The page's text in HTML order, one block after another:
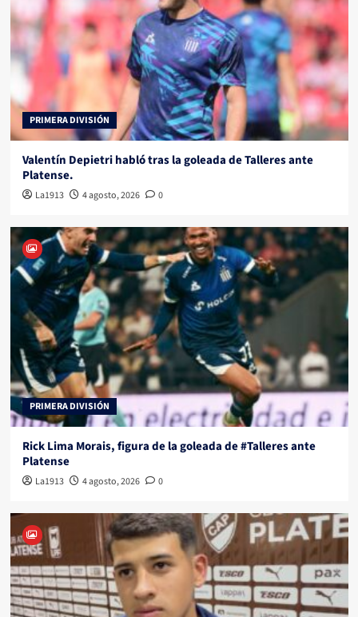
PRIMERA DIVISIÓN
Valentín Depietri habló tras la goleada de Talleres ante
Platense.
La1913 4 agosto, 2026 0
PRIMERA DIVISIÓN
Rick Lima Morais, figura de la goleada de #Talleres ante
Platense
La1913 4 agosto, 2026 0